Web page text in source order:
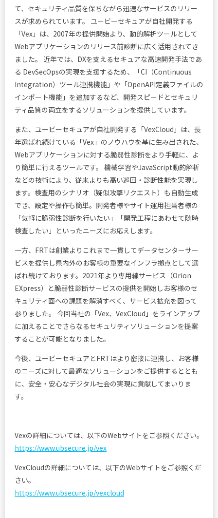
て、セキュリティ品質を保ちながら迅速なサービスのリリー
スが求められています。 ユービーセキュアが自社開発する
「Vex」は、2007年の提供開始より、動的解析ツールとして
Webアプリケーションのリリース前診断に広く活用されてき
ました。 近年では、DXを支えるセキュアな高速開発手法であ
る DevSecOpsの実現を支援するため、「CI（Continuous
Integration）ツール連携機能」や「OpenAPI定義ファイルの
インポート機能」を追加するなど、開発スピードとセキュリ
ティ品質の両立をするソリューションを提供しています。
また、ユービーセキュアが自社開発する「VexCloud」は、長
年選ばれ続けている「Vex」のノウハウを基に生み出された、
Webアプリケーションに対する脆弱性診断をより手軽に、よ
り簡単に行えるツールです。 機械学習やJavaScript動的解析
などの技術により、従来よりも高い巡回・診断性能を実現し
ます。検査用のシナリオ（疑似攻撃リクエスト）も自動生成
でき、設定や操作も簡単。開発者様やサイト運用担当者様の
「気軽に脆弱性診断を行いたい」「開発工程にあわせて随時
検査したい」といったニーズにお応えします。
一方、FRTは創業よりこれまで一貫してデータセンターサー
ビスを提供し県内外のお客様の重要なインフラ拠点として選
ばれ続けております。2021年より専用線サービス（Orion
EXpress）と脆弱性診断サービスの提供を開始しお客様のセ
キュリティ面への課題を解消すべく、サービス拡充を図って
参りました。 今回当社の「Vex、VexCloud」をラインアップ
に加えることでさらなるセキュリティソリューションを提案
することが可能となりました。
今後、ユービーセキュアとFRTはより密接に連携し、お客様
のニーズに対して最適なソリューションをご提供するととも
に、安全・安心なデジタル社会の実現に貢献してまいりま
す。
Vexの詳細については、以下のWebサイトをご参照ください。
https://www.ubsecure.jp/vex
VexCloudの詳細については、以下のWebサイトをご参照くだ
さい。
https://www.ubsecure.jp/vexcloud